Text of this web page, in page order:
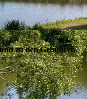
zu den Gebühren.